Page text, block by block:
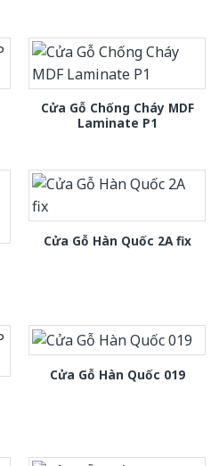
Cửa Gỗ Chống Cháy MDF
Laminate P1
Cửa Gỗ Hàn Quốc 2A fix
Cửa Gỗ Hàn Quốc 019